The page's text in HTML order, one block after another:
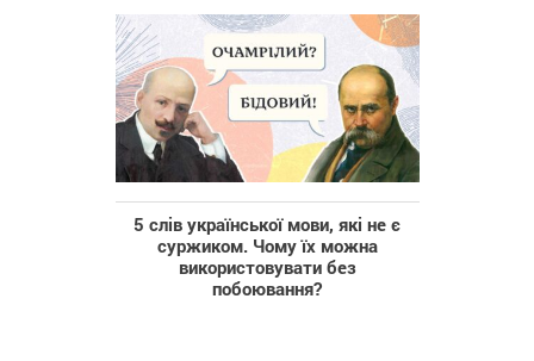
5 слів української мови, які не є
суржиком. Чому їх можна
використовувати без
побоювання?